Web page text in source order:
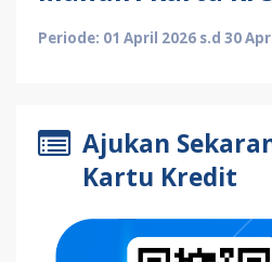
Periode: 01 April 2026 s.d 30
Ajukan
Kartu Kredit